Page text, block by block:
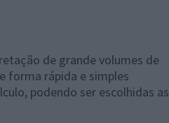
de grande volumes de
forma rápida e simples
podendo ser escolhidas as